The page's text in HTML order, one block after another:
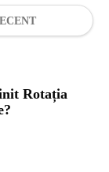
Rotația